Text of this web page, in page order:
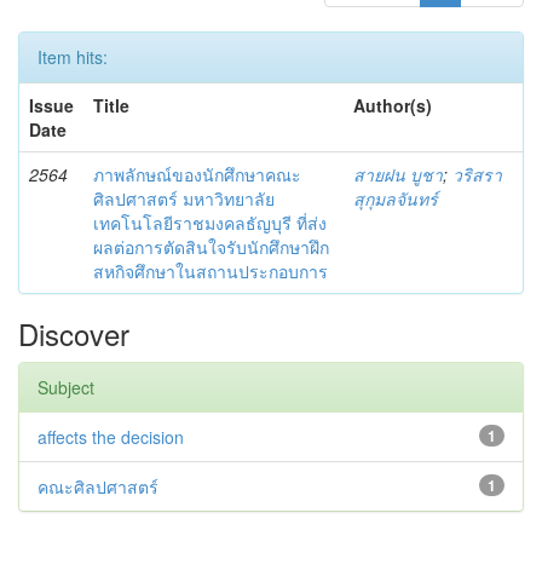
Item hits:
Issue
Date
Title Author(s)
2564
ภาพลักษณ์ของนักศึกษาคณะ
ศิลปศาสตร์ มหาวิทยาลัย
เทคโนโลยีราชมงคลธัญบุรี ที่ส่ง
ผลต่อการตัดสินใจรับนักศึกษาฝึก
สหกิจศึกษาในสถานประกอบการ
สายฝน บูชา; วริสรา
สุกุมลจันทร์
Discover
Subject
1
affects the decision
1
คณะศิลปศาสตร์